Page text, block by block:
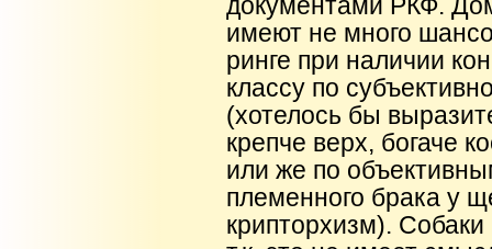
документами РКФ.
имеют не много
ринге при наличии
классу по
(хотелось бы
крепче верх, богаче
или же по
племенного брака у
крипторхизм).